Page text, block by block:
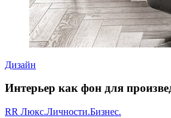
Дизайн
Интерьер как фон для
RR Люкс.Личности.Бизнес.